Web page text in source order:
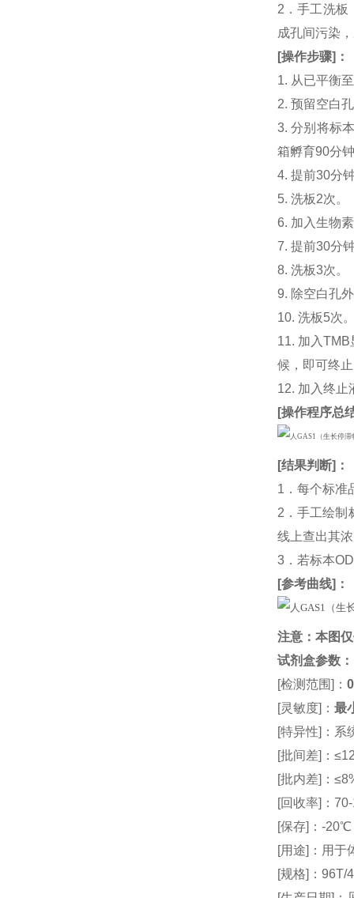
2．手工洗板
成孔间污染
[操作步骤] ：
1. 从已平衡
2. 预留空白
3. 分别将标
箱孵育90分
4. 提前30分
5. 洗板2次。
6. 加入生物
7. 提前30分
8. 洗板3次。
9. 除空白孔
10. 洗板5次
11. 加入
候，即可终
12. 加入终止
[操作程序总
[结果判断]：
1．每个标准
2．手工绘制
线上查出其
3．若标本
[参考曲线]：
注意：本图
试剂盒参数 ：
[检测范围]：
[灵敏度]：最
[特异性]：系
[批间差]：
[批内差]：
[回收率]：
[保存]：-
[用途]：用于
[规格]：96T/